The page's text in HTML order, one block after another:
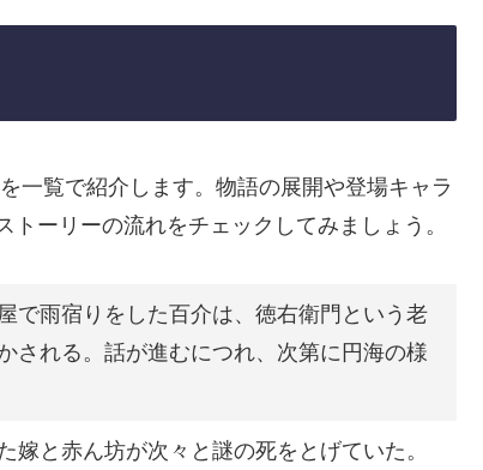
一覧で紹介します。物語の展開や登場キャラ
ーリーの流れをチェックしてみましょう。
で雨宿りをした百介は、徳右衛門という老
される。話が進むにつれ、次第に円海の様
嫁と赤ん坊が次々と謎の死をとげていた。